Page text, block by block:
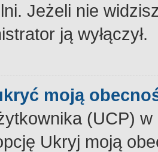
Jeżeli nie
ją wyłączył.
moją
(UCP) w
Ukryj moją